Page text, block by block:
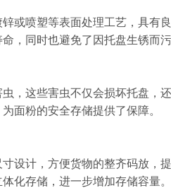
或喷塑等表面处理工艺，具有
，同时也避免了因托盘生锈而
，这些害虫不仅会损坏托盘，
面粉的安全存储提供了保障。​
设计，方便货物的整齐码放，
化存储，进一步增加存储容量